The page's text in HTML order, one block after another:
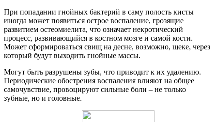
При попадании гнойных бактерий в саму полость кисты
иногда может появиться острое воспаление, грозящие
развитием остеомиелита, что означает некротический
процесс, развивающийся в костном мозге и самой кости.
Может сформироваться свищ на десне, возможно, щеке, через
который будут выходить гнойные массы.
Могут быть разрушены зубы, что приводит к их удалению.
Периодические обострения воспаления влияют на общее
самочувствие, провоцируют сильные боли – не только
зубные, но и головные.